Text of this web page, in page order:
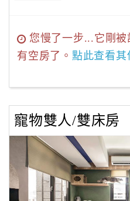
您慢了一步...它剛
有空房了。 點此查看其
寵物雙人/雙床房